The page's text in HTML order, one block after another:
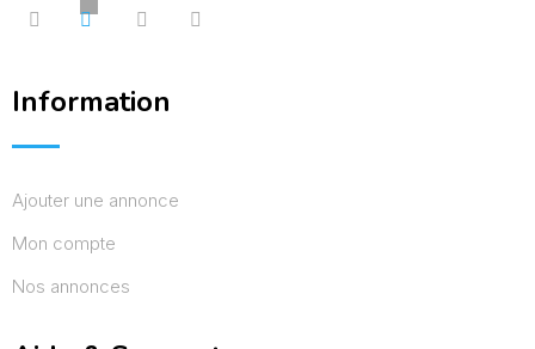
Information
Ajouter une annonce
Mon compte
Nos annonces